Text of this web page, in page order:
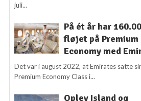
juli...
På ét år har
fløjet på Premium
Economy med
Det var i august 2022, at Emirates satte
Premium Economy Class i...
Oplev Island og